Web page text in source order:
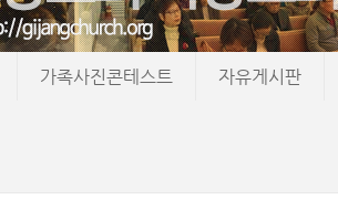
가족사진콘테스트 자유게시판